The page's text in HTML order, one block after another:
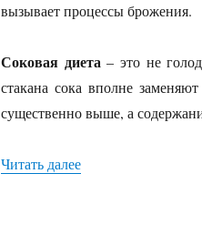
вызывает процессы брожения.
Соковая диета – это не
стакана сока вполне
существенно выше, а
Читать далее«Соковая диета»